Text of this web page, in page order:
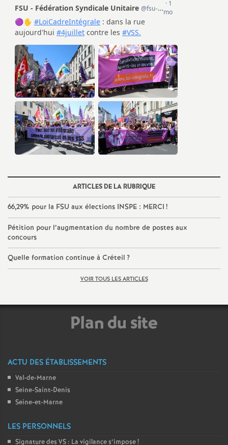
o
u
r
s
ARTICLES DE LA RUBRIQUE
66,29% pour la FSU aux élections INSPE : MERCI !
Pétition pour l’augmentation du nombre de postes aux
concours
Quelle formation continue à Créteil ?
VOIR TOUS LES ARTICLES
Plan du site
ACTU DES ÉTABLISSEMENTS
Val-de-Marne
Seine-Saint-Denis
Seine-et-Marne
LES PERSONNELS
Signature des VS : La vigilance s’impose!